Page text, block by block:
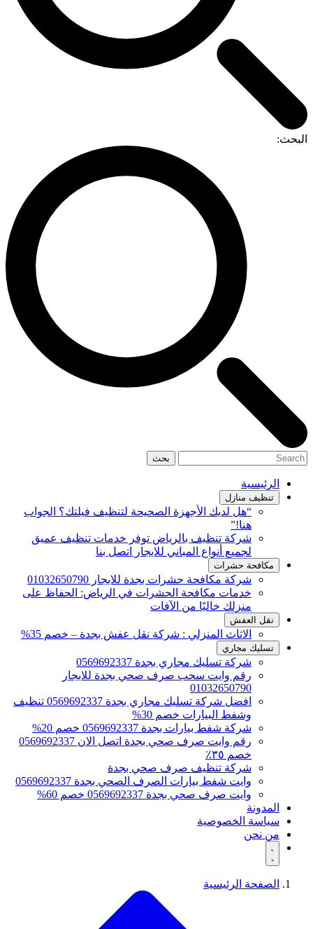
البحث:
بحث
الرئيسية
تنظيف منازل
“هل لديك الأجهزة الصحيحة لتنظيف فيلتك؟ الجواب
هنا!”
شركة تنظيف بالرياض توفر خدمات تنظيف عميق
لجميع أنواع المباني للايجار اتصل بنا
مكافحة حشرات
شركة مكافحة حشرات بجدة للايجار 01032650790
خدمات مكافحة الحشرات في الرياض: الحفاظ على
منزلك خاليًا من الآفات
نقل العفش
الاثاث المنزلي : شركة نقل عفش بجدة – خصم 35%
تسليك مجاري
شركة تسليك مجاري بجدة 0569692337
رقم وايت سحب صرف صحي بجدة للايجار
01032650790
افضل شركة تسليك مجاري بجدة 0569692337 تنظيف
وشفط البيارات خصم 30%
شركة شفط بيارات بجدة 0569692337 خصم 20%
رقم وايت صرف صحي بجدة اتصل الان 0569692337
خصم ٣٥٪
شركة تنظيف صرف صحي بجدة
وايت شفط بيارات الصرف الصحي بجدة 0569692337
وايت صرف صحي بجدة 0569692337 خصم 60%
المدونة
سياسة الخصوصية
من نحن
الصفحة الرئيسية